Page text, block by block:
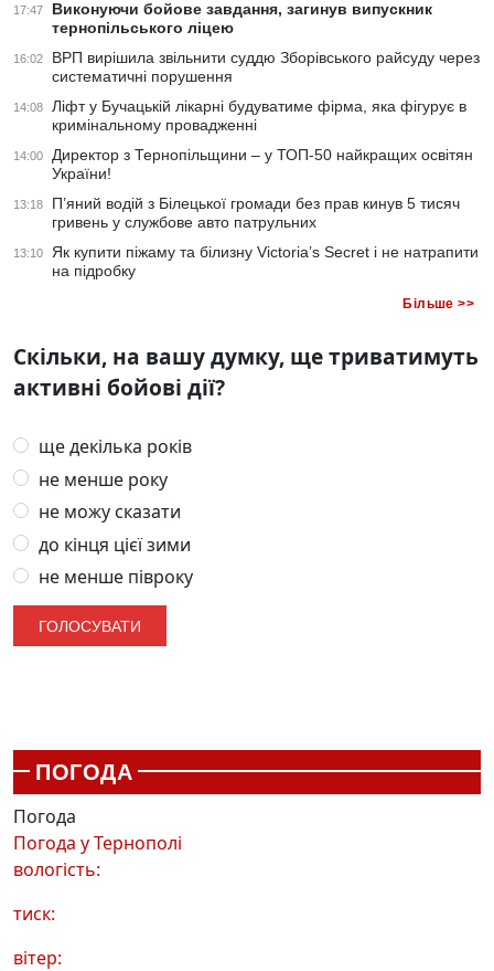
17:47
Виконуючи бойове завдання, загинув випускник
тернопільського ліцею
16:02
ВРП вирішила звільнити суддю Зборівського райсуду через
систематичні порушення
14:08
Ліфт у Бучацькій лікарні будуватиме фірма, яка фігурує в
кримінальному провадженні
14:00
Директор з Тернопільщини – у ТОП-50 найкращих освітян
України!
13:18
П’яний водій з Білецької громади без прав кинув 5 тисяч
гривень у службове авто патрульних
13:10
Як купити піжаму та білизну Victoria’s Secret і не натрапити
на підробку
Більше >>
Скільки, на вашу думку, ще триватимуть
активні бойові дії?
ще декілька років
не менше року
не можу сказати
до кінця цієї зими
не менше півроку
ПОГОДА
Погода
Погода уТернополі
вологість:
тиск:
вітер: